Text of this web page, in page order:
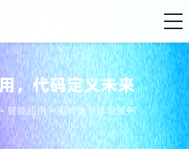
，代码定义未来
智能应用・重构数字体验服务